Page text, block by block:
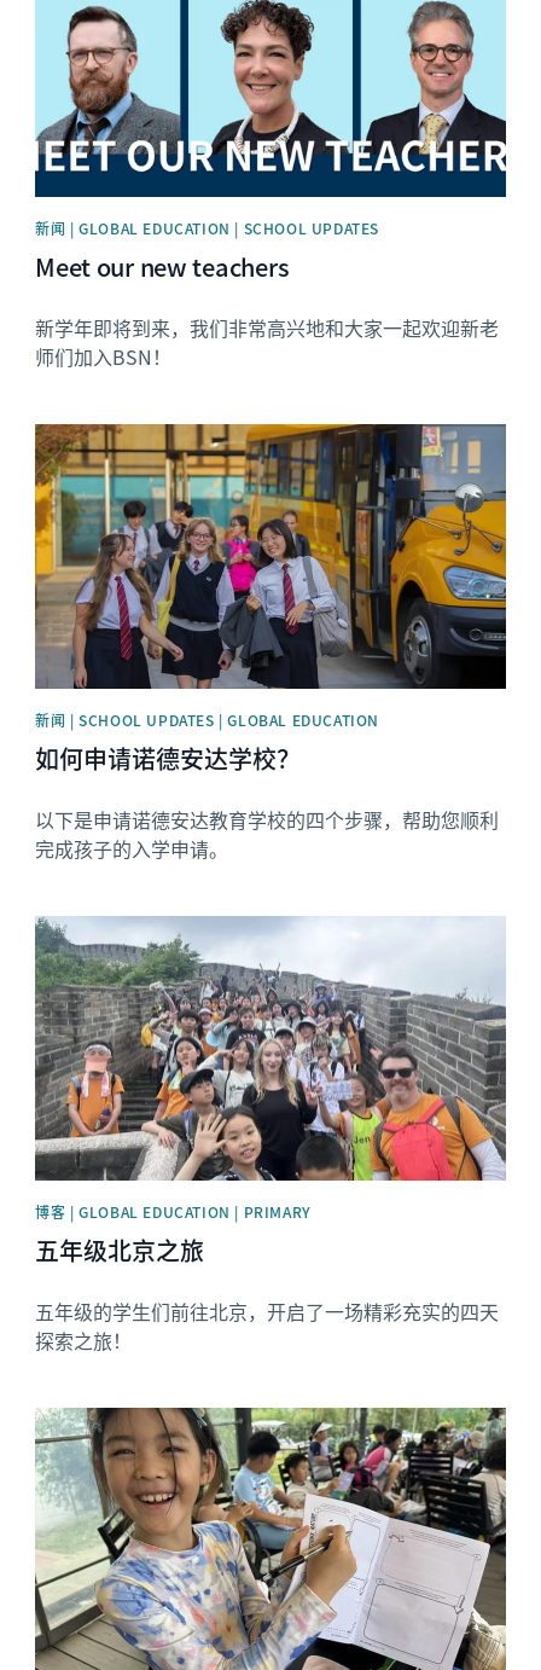
新闻 | GLOBAL EDUCATION | SCHOOL UPDATES
Meet our new teachers
新学年即将到来，我们非常高兴地和大家一起欢迎新老
师们加入BSN！
News image
新闻 | SCHOOL UPDATES | GLOBAL EDUCATION
如何申请诺德安达学校？
以下是申请诺德安达教育学校的四个步骤，帮助您顺利
完成孩子的入学申请。
News image
博客 | GLOBAL EDUCATION | PRIMARY
五年级北京之旅
五年级的学生们前往北京，开启了一场精彩充实的四天
探索之旅！
News image